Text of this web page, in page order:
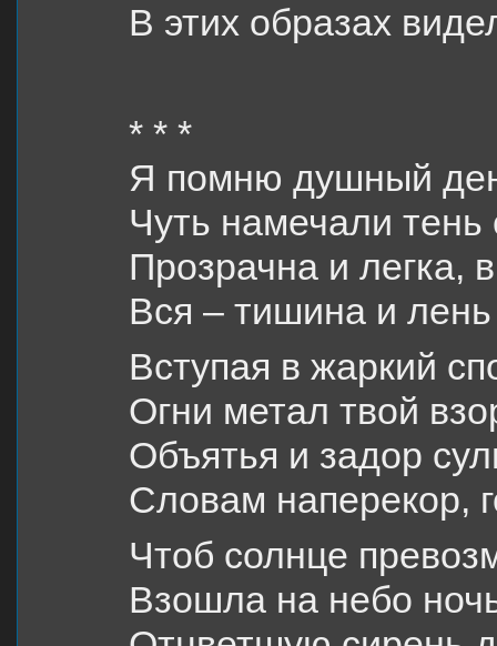
В этих образах
* * *
Я помню душный
Чуть намечали тень
Прозрачна и легка,
Вся – тишина и
Вступая в жаркий
Огни метал твой
Объятья и задор
Словам наперекор,
Чтоб солнце
Взошла на небо